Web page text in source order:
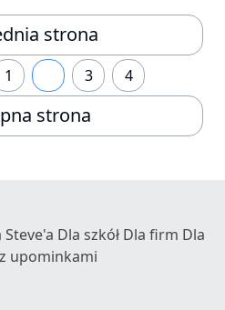
strona
1 3 4
strona
Dla szkół Dla firm Dla
upominkami